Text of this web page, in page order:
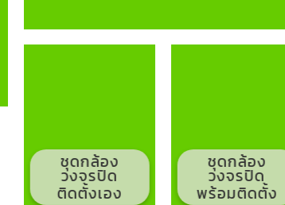
ชุดกล้อง
วงจรปิด
ติดตั้งเอง
ชุดกล้อง
วงจรปิด
พร้อมติดตั้ง